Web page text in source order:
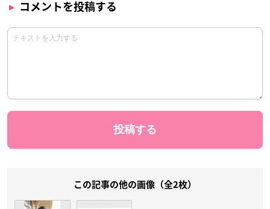
コメントを投稿する
この記事の他の画像（全2枚）